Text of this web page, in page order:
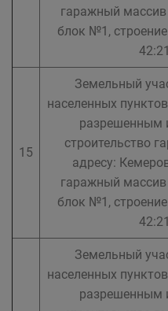
гаражный
блок №1,
15
Земельный
населенных
разрешенным
строительство
адресу:
гаражный
блок №1,
Земельный
населенных
разрешенным